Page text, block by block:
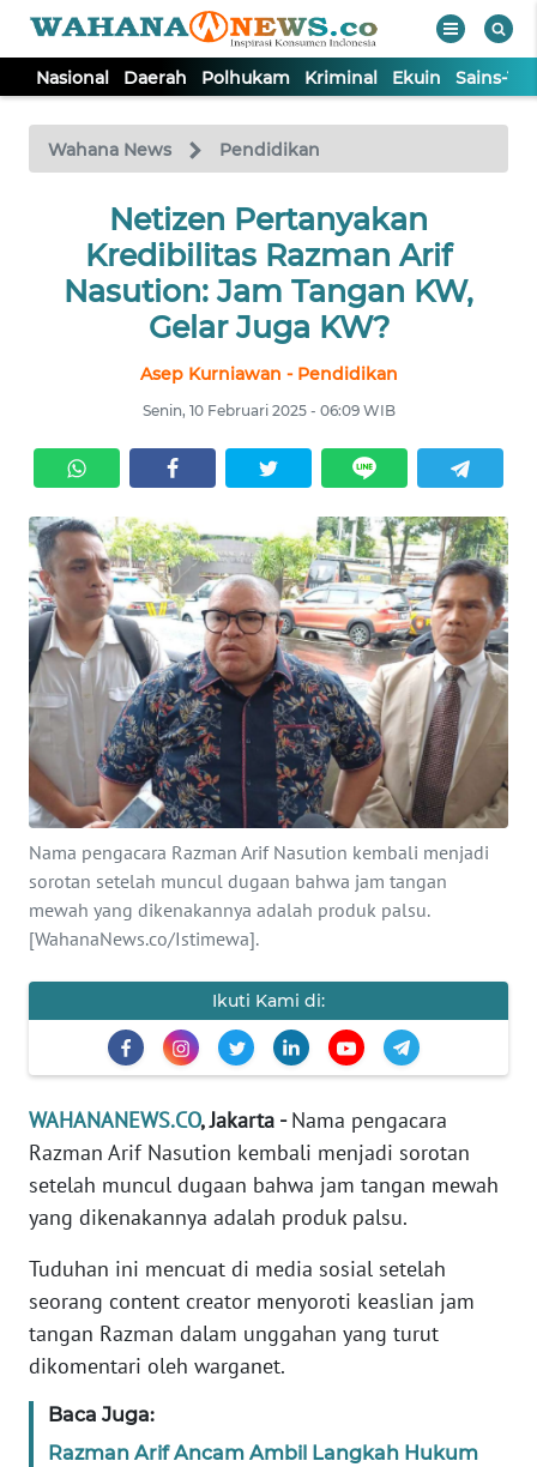
Nasional Daerah Polhukam Kriminal Ekuin Sains-
Wahana News Pendidikan
Netizen Pertanyakan
Kredibilitas Razman Arif
Nasution: Jam Tangan KW,
Gelar Juga KW?
Asep Kurniawan - Pendidikan
Senin, 10 Februari 2025 - 06:09 WIB
Nama pengacara Razman Arif Nasution kembali menjadi
sorotan setelah muncul dugaan bahwa jam tangan
mewah yang dikenakannya adalah produk palsu.
[WahanaNews.co/Istimewa].
Ikuti Kami di:
WAHANANEWS.CO, Jakarta -Nama pengacara
Razman Arif Nasution kembali menjadi sorotan
setelah muncul dugaan bahwa jam tangan mewah
yang dikenakannya adalah produk palsu.
Tuduhan ini mencuat di media sosial setelah
seorang content creator menyoroti keaslian jam
tangan Razman dalam unggahan yang turut
dikomentari oleh warganet.
Baca Juga:
Razman Arif Ancam Ambil Langkah Hukum
TV
Tutup
NASIONAL
DAERAH
EKUIN
SAINS-TEKNO
KESEHATAN
INTERNASIONAL
SERBA-SERBI
PENDIDIKAN
OLAHRAGA
OPINI
EDITORIAL
Informasi
INDEKS
BERITA
KONTAK
INFO
IKLAN
TENTANG
KAMI